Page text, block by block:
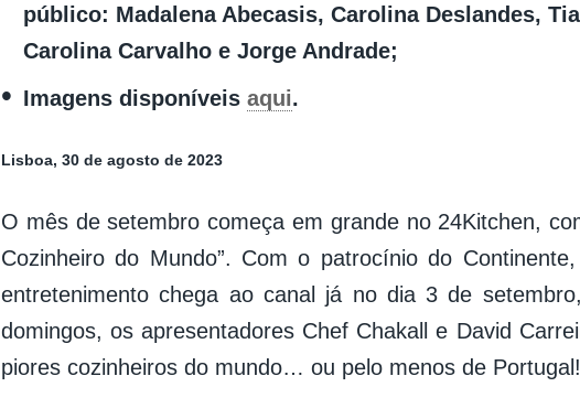
público: Madalena Abecasis, Carolina Deslandes,
Carolina Carvalho e Jorge Andrade;
Imagens disponíveis aqui.
Lisboa, 30 de agosto de 2023
O mês de setembro começa em grande no 24Kitchen,
Cozinheiro do Mundo”. Com o patrocínio do
entretenimento chega ao canal já no dia 3 de
domingos, os apresentadores Chef Chakall e David
piores cozinheiros do mundo… ou pelo menos de Portugal!